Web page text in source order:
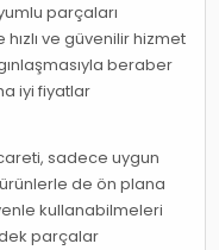
parçaları
ve güvenilir hizmet
beraber
iyi fiyatlar
sadece uygun
de ön plana
kullanabilmeleri
parçalar